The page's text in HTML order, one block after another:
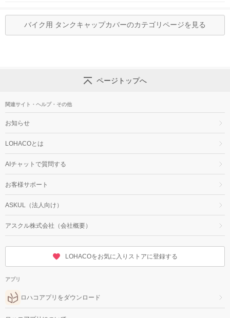
バイク用 タンクキャップカバーのカテゴリページを見る
ページトップへ
関連サイト・ヘルプ・その他
お知らせ
LOHACOとは
AIチャットで質問する
お客様サポート
ASKUL（法人向け）
アスクル株式会社（会社概要）
LOHACOをお気に入りストアに登録する
アプリ
ロハコアプリをダウンロード